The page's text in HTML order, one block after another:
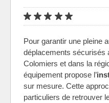
Pour garantir une pleine
déplacements sécurisés
Colomiers et dans la
équipement propose l’
sur mesure. Cette
particuliers de retrouver